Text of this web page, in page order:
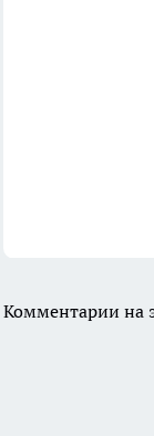
Комментарии на